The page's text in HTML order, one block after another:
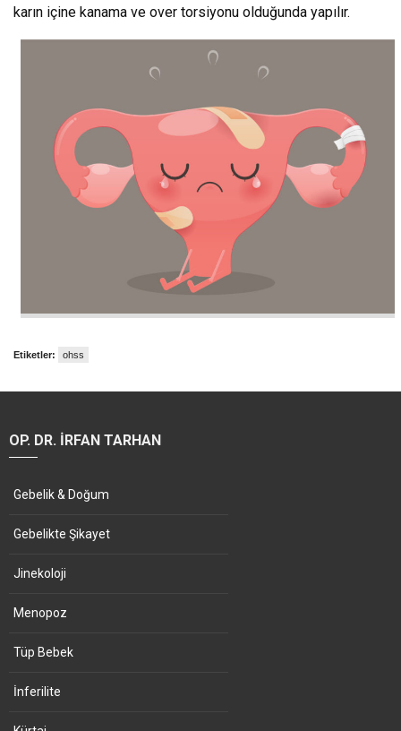
karın içine kanama ve over torsiyonu olduğunda yapılır.
Etiketler: ohss
OP. DR. İRFAN TARHAN
Gebelik & Doğum
Gebelikte Şikayet
Jinekoloji
Menopoz
Tüp Bebek
İnferilite